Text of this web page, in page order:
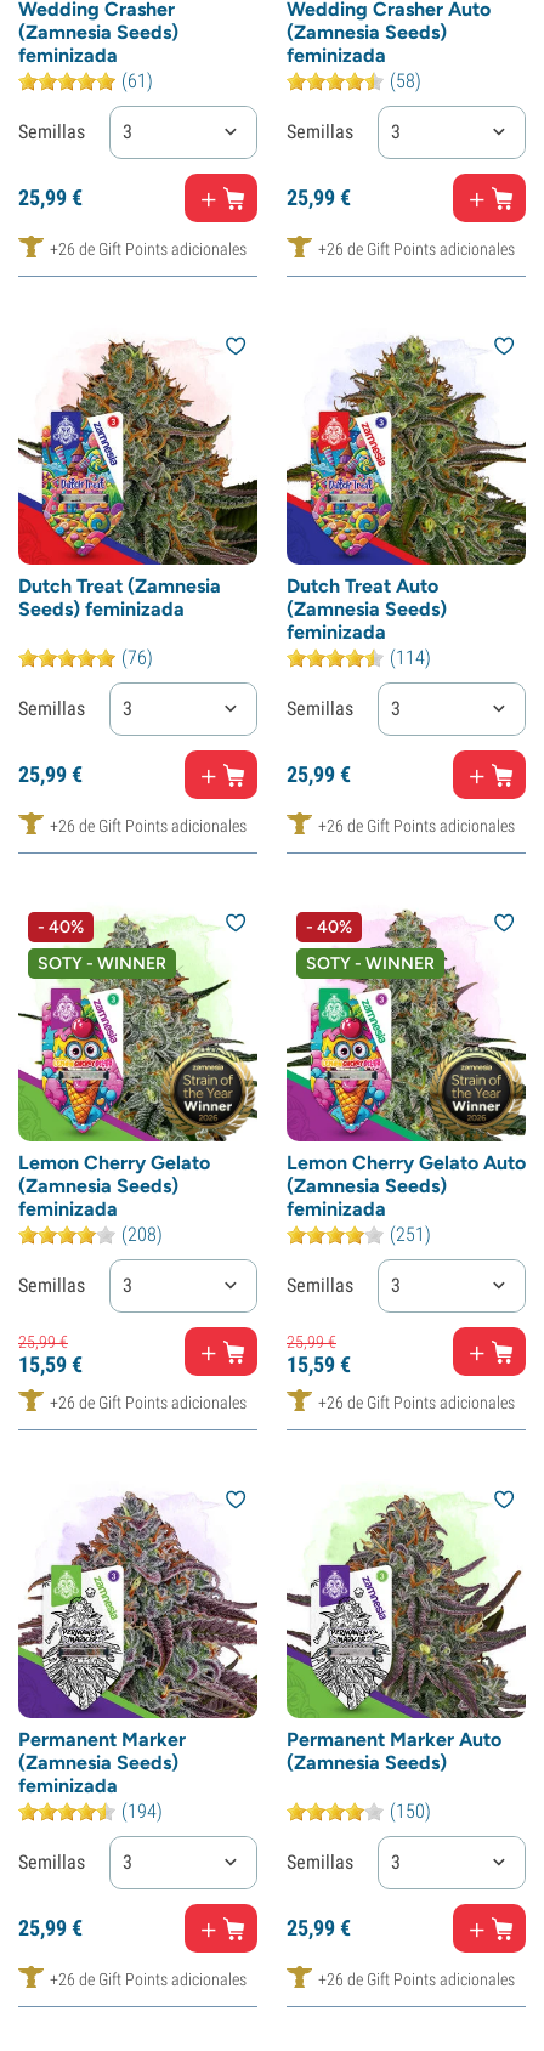
Wedding Crasher
(Zamnesia Seeds)
feminizada
(61)
Semillas 3
25,99€
+26 de Gift Points adicionales
Wedding Crasher Auto
(Zamnesia Seeds)
feminizada
(58)
Semillas 3
25,99€
+26 de Gift Points adicionales
Dutch Treat (Zamnesia
Seeds) feminizada
(76)
Semillas 3
25,99€
+26 de Gift Points adicionales
Dutch Treat Auto
(Zamnesia Seeds)
feminizada
(114)
Semillas 3
25,99€
+26 de Gift Points adicionales
- 40%
SOTY - WINNER
Lemon Cherry Gelato
(Zamnesia Seeds)
feminizada
(208)
Semillas 3
25,99€
15,59€
+26 de Gift Points adicionales
- 40%
SOTY - WINNER
Lemon Cherry Gelato Auto
(Zamnesia Seeds)
feminizada
(251)
Semillas 3
25,99€
15,59€
+26 de Gift Points adicionales
Permanent Marker
(Zamnesia Seeds)
feminizada
(194)
Semillas 3
25,99€
+26 de Gift Points adicionales
Permanent Marker Auto
(Zamnesia Seeds)
(150)
Semillas 3
25,99€
+26 de Gift Points adicionales